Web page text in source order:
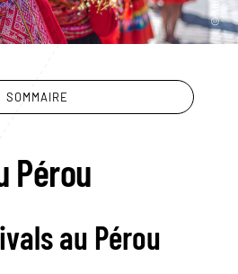
SOMMAIRE
Pérou
au Pérou